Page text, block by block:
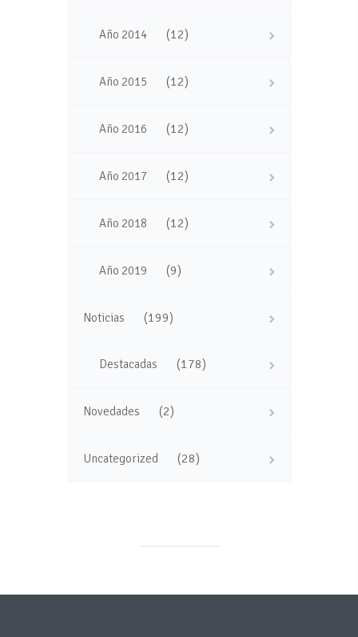
Año 2014 (12)
Año 2015 (12)
Año 2016 (12)
Año 2017 (12)
Año 2018 (12)
Año 2019 (9)
Noticias (199)
Destacadas (178)
Novedades (2)
Uncategorized (28)